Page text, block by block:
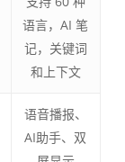
语言，AI 笔
记，关键词
和上下文
语音播报、
AI助手、双